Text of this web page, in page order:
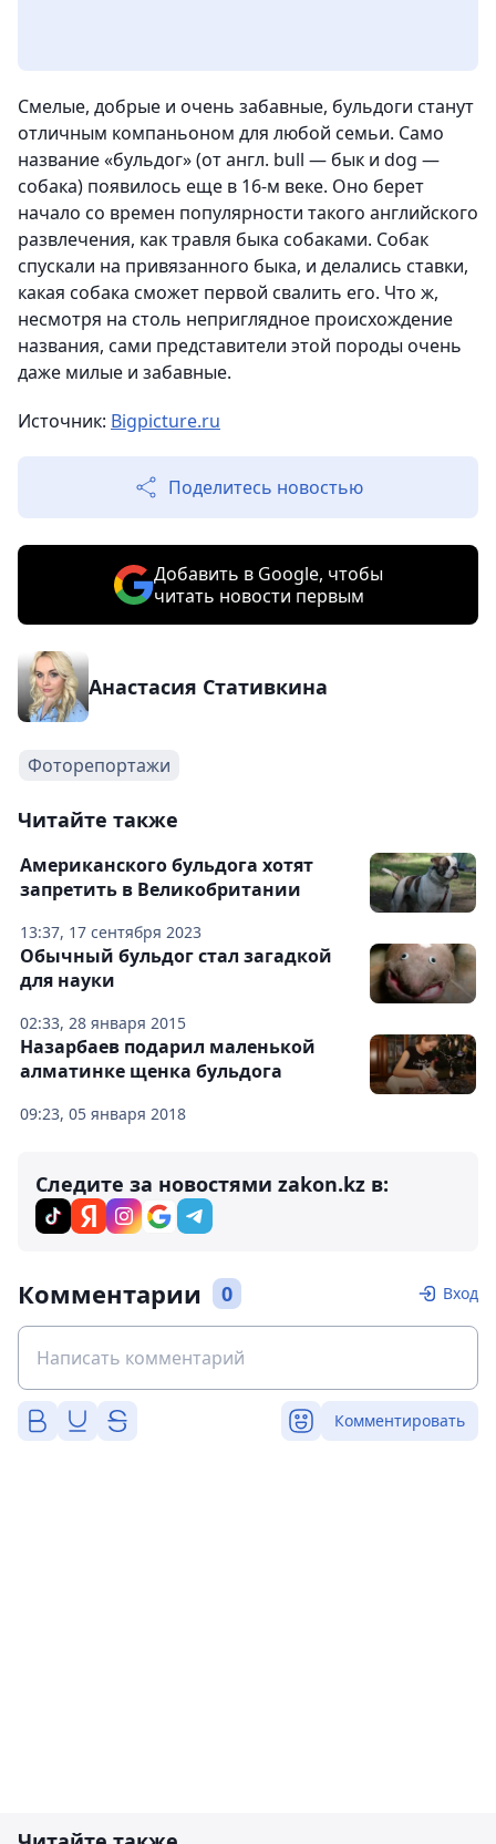
Смелые, добрые и очень забавные, бульдоги станут
отличным компаньоном для любой семьи. Само
название «бульдог» (от англ. bull — бык и dog —
собака) появилось еще в 16-м веке. Оно берет
начало со времен популярности такого английского
развлечения, как травля быка собаками. Собак
спускали на привязанного быка, и делались ставки,
какая собака сможет первой свалить его. Что ж,
несмотря на столь неприглядное происхождение
названия, сами представители этой породы очень
даже милые и забавные.
Источник: Bigpicture.ru
Поделитесь новостью
Добавить в Google, чтобы
читать новости первым
Анастасия Стативкина
Фоторепортажи
Читайте также
13:37, 17 сентября 2023
Американского бульдога хотят
запретить в Великобритании
02:33, 28 января 2015
Обычный бульдог стал загадкой
для науки
09:23, 05 января 2018
Назарбаев подарил маленькой
алматинке щенка бульдога
Следите за новостями zakon.kz в:
Комментарии 0 Вход
Комментировать